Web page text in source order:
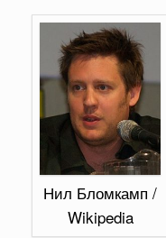
Нил Бломкамп /
Wikipedia